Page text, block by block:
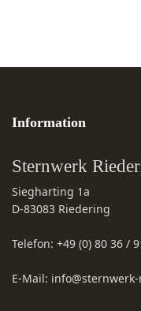
Information
Sternwerk
Siegharting 1a
D-83083 Riedering
Telefon: +49 (0) 80 36 /
E-Mail: